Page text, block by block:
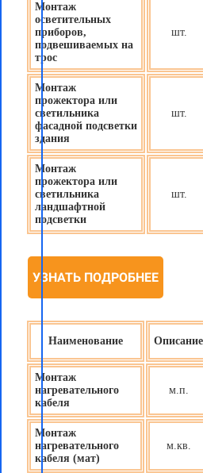
Монтаж
осветительных
приборов,
подвешиваемых на
трос
шт.
Монтаж
прожектора или
светильника
фасадной подсветки
здания
шт.
Монтаж
прожектора или
светильника
ландшафтной
подсветки
шт.
УЗНАТЬ ПОДРОБНЕЕ
Наименование Описание
Монтаж
нагревательного
кабеля
м.п.
Монтаж
нагревательного
кабеля (мат)
м.кв.